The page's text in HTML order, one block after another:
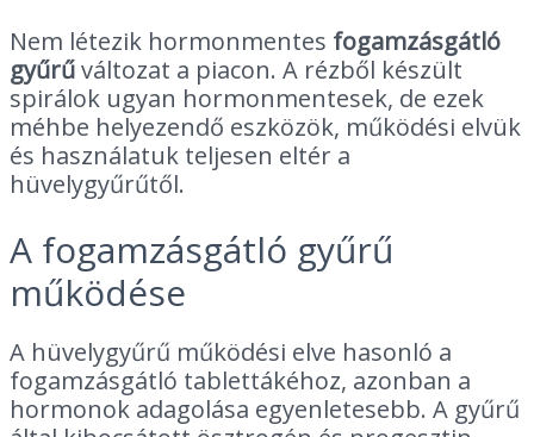
Nem létezik hormonmentes fogamzásgátló
gyűrűváltozat a piacon. A rézből készült
spirálok ugyan hormonmentesek, de ezek
méhbe helyezendő eszközök, működési elvük
és használatuk teljesen eltér a
hüvelygyűrűtől.
A fogamzásgátló gyűrű
működése
A hüvelygyűrű működési elve hasonló a
fogamzásgátló tablettákéhoz, azonban a
hormonok adagolása egyenletesebb. A gyűrű